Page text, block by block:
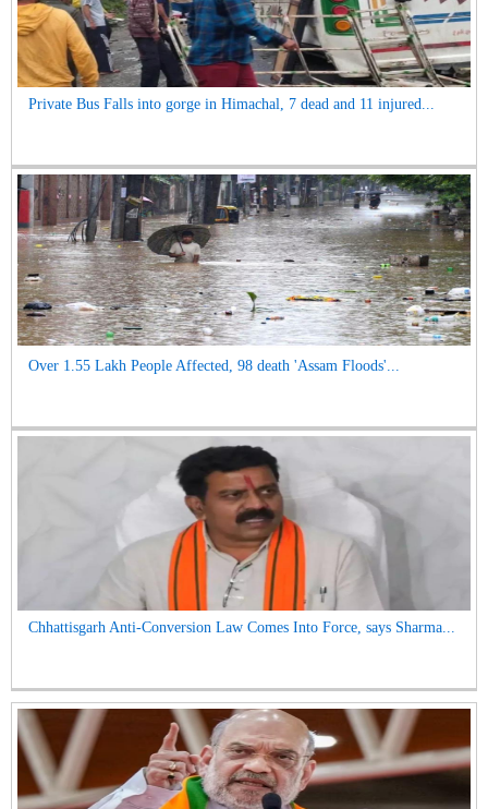
Private Bus Falls into gorge in Himachal, 7 dead and 11 injured...
Over 1.55 Lakh People Affected, 98 death 'Assam Floods'...
Chhattisgarh Anti-Conversion Law Comes Into Force, says Sharma...